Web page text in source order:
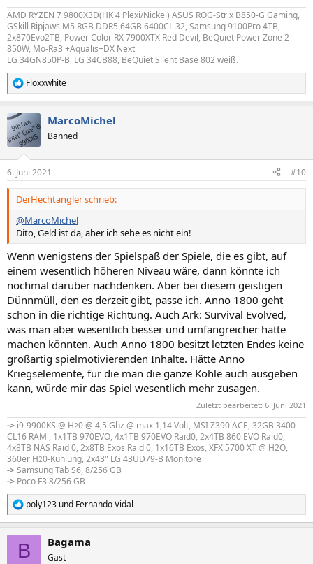
AMD RYZEN 7 9800X3D(HK 4 Plexi/Nickel) ASUS ROG-Strix B850-G Gaming,
GSkill Ripjaws M5 RGB DDR5 64GB 6400CL 32, Samsung 9100Pro 4TB,
2x870Evo2TB, Power Color RX 7900XTX Red Devil, BeQuiet Power Zone 2
850W, Mo-Ra3 +Aqualis+DX Next
LG 34GN850P-B, LG 34CB88, BeQuiet Silent Base 802 weiß.
R
e
k
t
i
e
n
Floxxwhite
MarcoMichel
Banned
6. Juni 2021 #10
DerHechtangler schrieb:
@MarcoMichel
Dito, Geld ist da, aber ich sehe es nicht ein!
Wenn wenigstens der Spielspaß der Spiele, die es gibt, auf
einem wesentlich höheren Niveau wäre, dann könnte ich
nochmal darüber nachdenken. Aber bei diesem geistigen
Dünnmüll, den es derzeit gibt, passe ich. Anno 1800 geht
schon in die richtige Richtung. Auch Ark: Survival Evolved,
was man aber wesentlich besser und umfangreicher hätte
machen könnten. Auch Anno 1800 besitzt letzten Endes keine
großartig spielmotivierenden Inhalte. Hätte Anno
Kriegselemente, für die man die ganze Kohle auch ausgeben
kann, würde mir das Spiel wesentlich mehr zusagen.
Zuletzt bearbeitet: 6. Juni 2021
-> i9-9900KS @ H20 @ 4,5 Ghz @ max 1,14 Volt, MSI Z390 ACE, 32GB 3400
CL16 RAM , 1x1TB 970EVO, 4x1TB 970EVO Raid0, 2x4TB 860 EVO Raid0,
4x8TB NAS Raid 0, 2x8TB Exos Raid 0, 1x16TB Exos, XFX 5700 XT @ H2O,
360er H20-Kühlung, 2x43" LG 43UD79-B Monitore
->Samsung Tab S6, 8/256 GB
-> Poco F3 8/256 GB
R
e
poly123 und Fernando Vidal
B Bagama
Gast